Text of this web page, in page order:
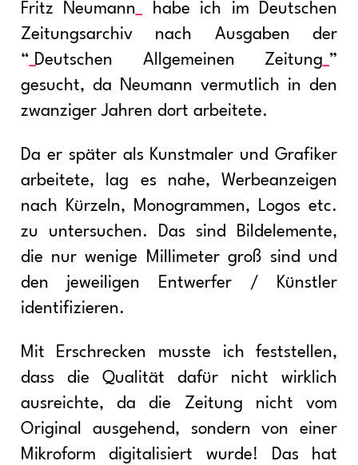
Fritz Neumann
habe ich im Deutschen
Zeitungsarchiv nach Ausgaben der
“ Deutschen Allgemeinen Zeitung ”
gesucht, da Neumann vermutlich in den
zwanziger Jahren dort arbeitete.
Da er später als Kunstmaler und Grafiker
arbeitete, lag es nahe, Werbeanzeigen
nach Kürzeln, Monogrammen, Logos etc.
zu untersuchen. Das sind Bildelemente,
die nur wenige Millimeter groß sind und
den jeweiligen Entwerfer / Künstler
identifizieren.
Mit Erschrecken musste ich feststellen,
dass die Qualität dafür nicht wirklich
ausreichte, da die Zeitung nicht vom
Original ausgehend, sondern von einer
Mikroform digitalisiert wurde! Das hat